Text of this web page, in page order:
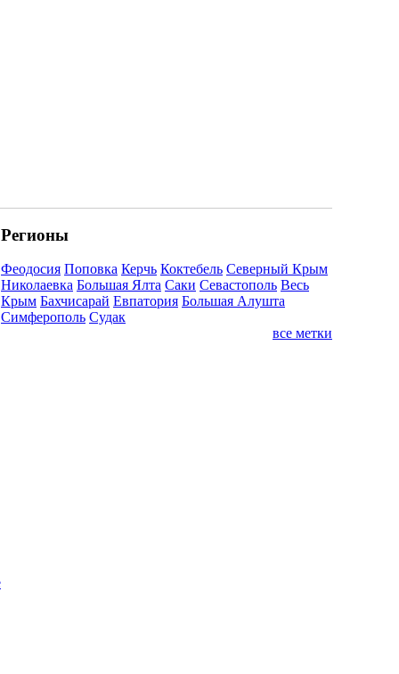
Регионы
Феодосия Поповка Керчь Коктебель Северный Крым
Николаевка Большая Ялта Саки Севастополь Весь
Крым Бахчисарай Евпатория Большая Алушта
Симферополь Судак
все метки